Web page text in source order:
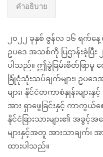
คำอธิบาย
၂၀၂၂ ခုနှစ် ဇွန်လ ၁၆ ရက်န
ဥပဒေ အသစ်ကို ပြဌာန်းခဲ့ပြီ
ပါသည်။ ဤခွဲခြမ်းစိတ်ဖြာ
ခြုံငုံသုံးသပ်ချက်များ၊ ဥပ
များ၊ နိုင်ငံတကာစံနှုန်းများ
အား ရှာဖွေခြင်းနှင့် ကာကွယ်
နိုင်ငံခြားသားများ၏ အခွင့်
များနှင့်အတူ အားသာချက်၊
ထားပါသည်။